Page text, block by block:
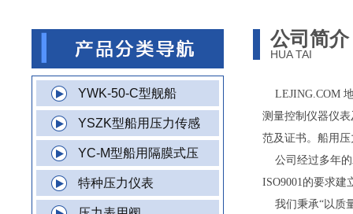
YWK-50-C型舰船
YSZK型船用压力传感
YC-M型船用隔膜式压
特种压力仪表
公司简介
HUA TAI
LEJING.COM
测量控制仪器仪
范及证书。船用
公司经过多年的
ISO9001的要求建
我们秉承“以质